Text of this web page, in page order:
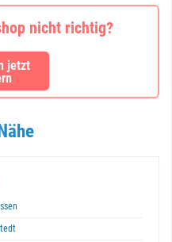
nicht richtig?
jetzt